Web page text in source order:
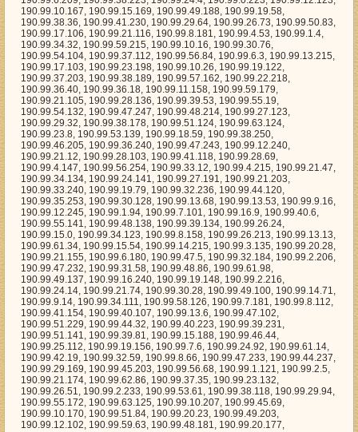
190.99.32.184, 190.99.2.206, 190.99.47.232, 190.99.31.58, 190.99.48.86, 190.99.61.98, 190.99.49.137, 190.99.16.240, 190.99.19.148, 190.99.2.216, 190.99.24.14, 190.99.21.74, 190.99.30.28, 190.99.49.100, 190.99.14.71, 190.99.9.14, 190.99.34.111, 190.99.58.126, 190.99.7.181, 190.99.8.112, 190.99.41.154, 190.99.40.107, 190.99.13.6, 190.99.47.102, 190.99.51.229, 190.99.44.32, 190.99.40.223, 190.99.39.231, 190.99.51.141, 190.99.39.81, 190.99.15.188, 190.99.46.44, 190.99.25.112, 190.99.19.156, 190.99.7.6, 190.99.24.92, 190.99.61.14, 190.99.42.19, 190.99.32.59, 190.99.8.66, 190.99.47.233, 190.99.44.237, 190.99.29.169, 190.99.45.203, 190.99.56.68, 190.99.1.121, 190.99.2.5, 190.99.21.174, 190.99.62.86, 190.99.37.35, 190.99.23.132, 190.99.26.51, 190.99.2.233, 190.99.53.61, 190.99.38.118, 190.99.29.94, 190.99.55.172, 190.99.63.125, 190.99.10.207, 190.99.45.69, 190.99.10.170, 190.99.51.84, 190.99.20.23, 190.99.49.203, 190.99.12.102, 190.99.59.63, 190.99.48.181, 190.99.20.177, 190.99.25.163, 190.99.49.48, 190.99.41.184, 190.99.59.88, 190.99.30.252, 190.99.21.182, 190.99.61.210, 190.99.6.153, 190.99.11.100, 190.99.36.167, 190.99.34.246, 190.99.40.4, 190.99.50.23, 190.99.23.218, 190.99.38.165, 190.99.3.156, 190.99.39.173, 190.99.3.165, 190.99.8.46, 190.99.37.188, 190.99.49.168, 190.99.52.85, 190.99.15.64, 190.99.19.198, 190.99.32.107, 190.99.37.171, 190.99.30.159, 190.99.16.48, 190.99.5.177, 190.99.13.21, 190.99.4.224, 190.99.52.50, 190.99.10.86, 190.99.25.244, 190.99.13.191, 190.99.53.149, 190.99.2.44, 190.99.39.77, 190.99.58.76, 190.99.51.15, 190.99.36.242, 190.99.50.215, 190.99.38.23, 190.99.40.244, 190.99.42.27, 190.99.60.139, 190.99.22.36, 190.99.53.120, 190.99.62.98, 190.99.16.153, 190.99.43.202, 190.99.23.213, 190.99.18.71, 190.99.27.208, 190.99.2.98, 190.99.20.49, 190.99.56.244, 190.99.58.94, 190.99.42.55, 190.99.49.40, 190.99.36.202, 190.99.38.86, 190.99.54.189, 190.99.40.175, 190.99.23.28, 190.99.43.134, 190.99.62.143, 190.99.48.220, 190.99.15.135, 190.99.57.17, 190.99.37.123, 190.99.59.220, 190.99.9.110, 190.99.37.166, 190.99.9.177, 190.99.8.55, 190.99.35.56, 190.99.45.143, 190.99.16.196, 190.99.29.71, 190.99.24.140, 190.99.32.67, 190.99.62.88, 190.99.54.142, 190.99.61.174, 190.99.30.203, 190.99.10.137, 190.99.10.94, 190.99.23.232, 190.99.36.201, 190.99.23.23, 190.99.43.43, 190.99.37.245, 190.99.57.225, 190.99.14.197, 190.99.17.120, 190.99.49.3, 190.99.4.102, 190.99.61.116, 190.99.37.22, 190.99.27.216, 190.99.33.73, 190.99.52.125, 190.99.19.186, 190.99.35.160, 190.99.2.168, 190.99.34.110, 190.99.19.188, 190.99.25.9, 190.99.16.209, 190.99.61.160, 190.99.12.179, 190.99.58.43, 190.99.8.98, 190.99.19.145, 190.99.32.43, 190.99.13.55, 190.99.55.126, 190.99.17.125, 190.99.47.54, 190.99.55.242, 190.99.19.151, 190.99.62.226, 190.99.63.149, 190.99.1.155, 190.99.25.98, 190.99.62.227, 190.99.63.212, 190.99.19.205, 190.99.8.162, 190.99.16.181, 190.99.23.74, 190.99.25.155, 190.99.53.27, 190.99.53.110, 190.99.57.24, 190.99.58.227, 190.99.12.5, 190.99.25.81, 190.99.42.157, 190.99.46.209, 190.99.25.30, 190.99.12.208, 190.99.22.115, 190.99.31.200, 190.99.0.62, 190.99.25.62, 190.99.40.5, 190.99.16.5, 190.99.44.126, 190.99.11.207, 190.99.39.165, 190.99.10.103, 190.99.51.248, 190.99.27.56, 190.99.24.217, 190.99.16.45, 190.99.48.8, 190.99.44.224, 190.99.43.249, 190.99.53.20, 190.99.30.228, 190.99.56.208, 190.99.21.228, 190.99.33.79, 190.99.17.253, 190.99.42.12, 190.99.39.207, 190.99.50.70, 190.99.62.147, 190.99.33.111, 190.99.7.28, 190.99.11.157, 190.99.20.17, 190.99.47.126, 190.99.59.96, 190.99.13.88, 190.99.49.146, 190.99.21.8, 190.99.59.198, 190.99.37.130, 190.99.18.56, 190.99.38.52, 190.99.41.37, 190.99.4.100, 190.99.20.89, 190.99.33.27, 190.99.2.195, 190.99.50.120, 190.99.28.42, 190.99.0.197, 190.99.51.245, 190.99.11.59, 190.99.62.99, 190.99.0.129, 190.99.36.121, 190.99.41.107, 190.99.1.34, 190.99.60.23, 190.99.50.38, 190.99.57.90, 190.99.56.11, 190.99.48.237, 190.99.5.138, 190.99.36.218, 190.99.3.10, 190.99.25.235, 190.99.51.145, 190.99.8.189, 190.99.15.194, 190.99.21.123, 190.99.39.79, 190.99.42.29, 190.99.15.50, 190.99.32.120, 190.99.1.8, 190.99.45.58, 190.99.49.77, 190.99.3.7, 190.99.0.161, 190.99.29.233, 190.99.17.254, 190.99.36.243, 190.99.42.46, 190.99.6.159, 190.99.3.230, 190.99.26.82, 190.99.49.143, 190.99.5.50, 190.99.9.215, 190.99.53.250, 190.99.50.62, 190.99.23.243, 190.99.5.122, 190.99.42.245, 190.99.4.77, 190.99.46.226, 190.99.3.95, 190.99.1.246, 190.99.39.20, 190.99.24.34, 190.99.25.219, 190.99.43.10, 190.99.48.192, 190.99.47.67, 190.99.8.124, 190.99.45.96, 190.99.48.1, 190.99.48.93, 190.99.42.213, 190.99.9.139, 190.99.49.59, 190.99.16.99, 190.99.9.230, 190.99.50.225, 190.99.45.184, 190.99.12.195, 190.99.4.242, 190.99.29.221, 190.99.22.102, 190.99.7.239, 190.99.17.159, 190.99.32.47, 190.99.37.0, 190.99.2.33, 190.99.27.194, 190.99.21.179, 190.99.8.102, 190.99.59.167, 190.99.30.6, 190.99.45.46, 190.99.39.191, 190.99.42.61, 190.99.5.188, 190.99.38.145, 190.99.25.90, 190.99.44.255, 190.99.7.25, 190.99.4.241, 190.99.37.191, 190.99.3.183, 190.99.12.168, 190.99.49.160, 190.99.51.99, 190.99.18.198, 190.99.37.220, 190.99.53.13, 190.99.35.179, 190.99.37.16, 190.99.17.172, 190.99.59.54, 190.99.9.120, 190.99.9.216, 190.99.56.180, 190.99.4.118, 190.99.56.54, 190.99.43.28, 190.99.21.120, 190.99.39.19, 190.99.21.83, 190.99.23.60, 190.99.17.91, 190.99.56.132, 190.99.23.114, 190.99.10.12, 190.99.58.32, 190.99.36.196, 190.99.11.84, 190.99.43.5, 190.99.25.141, 190.99.58.101, 190.99.14.78, 190.99.13.79, 190.99.2.112, 190.99.57.53, 190.99.32.237, 190.99.55.188, 190.99.32.147, 190.99.21.119, 190.99.51.109, 190.99.33.170, 190.99.36.52, 190.99.60.41, 190.99.16.249, 190.99.18.216, 190.99.61.155, 190.99.8.132, 190.99.6.166, 190.99.13.112, 190.99.0.200, 190.99.10.122, 190.99.11.209, 190.99.25.214, 190.99.18.165, 190.99.33.219, 190.99.57.68, 190.99.45.108, 190.99.55.29, 190.99.60.87, 190.99.27.140, 190.99.34.31, 190.99.31.87, 190.99.9.169, 190.99.48.13, 190.99.40.142, 190.99.3.145, 190.99.57.75, 190.99.58.174, 190.99.58.108, 190.99.5.239, 190.99.3.217, 190.99.24.135, 190.99.36.76, 190.99.13.8, 190.99.21.71, 190.99.0.145, 190.99.16.143, 190.99.6.114, 190.99.60.116, 190.99.27.214, 190.99.33.178, 190.99.48.113, 190.99.40.217, 190.99.16.137, 190.99.56.115, 190.99.24.203, 190.99.12.37, 190.99.50.240, 190.99.63.64, 190.99.20.208, 190.99.56.81, 190.99.15.106, 190.99.31.224, 190.99.59.37, 190.99.30.71, 190.99.38.113, 190.99.14.248, 190.99.31.66, 190.99.3.239, 190.99.25.96, 190.99.1.52, 190.99.23.168, 190.99.2.184, 190.99.63.224, 190.99.48.111, 190.99.15.65, 190.99.41.196, 190.99.43.119, 190.99.5.186, 190.99.46.198, 190.99.37.96, 190.99.57.227, 190.99.42.161, 190.99.32.108, 190.99.43.75, 190.99.34.144, 190.99.53.14, 190.99.14.53, 190.99.16.212, 190.99.46.110, 190.99.40.10, 190.99.31.199, 190.99.63.31, 190.99.59.184, 190.99.3.162, 190.99.34.252, 190.99.51.25, 190.99.53.92, 190.99.48.199, 190.99.2.65, 190.99.63.40, 190.99.22.71, 190.99.31.35, 190.99.10.96, 190.99.1.242, 190.99.14.249, 190.99.55.250, 190.99.54.241, 190.99.51.196, 190.99.54.141, 190.99.57.141, 190.99.43.40, 190.99.3.232, 190.99.58.36, 190.99.30.253, 190.99.33.125, 190.99.46.141, 190.99.56.34, 190.99.34.124, 190.99.51.86, 190.99.61.136, 190.99.14.16, 190.99.45.89, 190.99.46.29, 190.99.54.85, 190.99.59.148, 190.99.36.166, 190.99.3.245, 190.99.33.162, 190.99.19.220, 190.99.41.123, 190.99.44.82, 190.99.27.122, 190.99.30.2, 190.99.23.207, 190.99.0.157, 190.99.45.43, 190.99.52.107, 190.99.12.87, 190.99.50.139, 190.99.2.136, 190.99.57.111, 190.99.44.249, 190.99.18.243, 190.99.35.108, 190.99.21.231, 190.99.37.135, 190.99.49.113, 190.99.22.226, 190.99.34.9, 190.99.18.41, 190.99.63.50, 190.99.38.62, 190.99.25.178, 190.99.45.168, 190.99.15.6, 190.99.20.108, 190.99.53.193, 190.99.48.89, 190.99.20.85, 190.99.44.217, 190.99.13.62, 190.99.32.173, 190.99.11.189, 190.99.37.244, 190.99.53.198, 190.99.50.159, 190.99.3.125, 190.99.51.228, 190.99.44.132, 190.99.15.209, 190.99.60.3, 190.99.37.12, 190.99.55.91, 190.99.44.97, 190.99.37.179, 190.99.14.166, 190.99.47.246, 190.99.22.59, 190.99.0.103, 190.99.4.131, 190.99.13.183, 190.99.7.64, 190.99.36.173, 190.99.27.81, 190.99.38.92, 190.99.29.252, 190.99.0.115, 190.99.51.82, 190.99.36.65, 190.99.6.6, 190.99.52.244, 190.99.39.110, 190.99.43.163, 190.99.43.63, 190.99.50.47, 190.99.23.92, 190.99.21.247, 190.99.54.159, 190.99.14.133, 190.99.31.99, 190.99.57.176, 190.99.27.68, 190.99.29.126, 190.99.40.194, 190.99.35.39, 190.99.12.25, 190.99.8.37, 190.99.17.76, 190.99.27.159, 190.99.53.209, 190.99.22.148, 190.99.53.94, 190.99.37.209, 190.99.55.140, 190.99.44.0, 190.99.54.179, 190.99.23.127, 190.99.43.29, 190.99.1.136, 190.99.25.66, 190.99.1.80, 190.99.5.168, 190.99.12.250, 190.99.55.212, 190.99.43.241, 190.99.28.238, 190.99.54.101, 190.99.46.73, 190.99.22.210, 190.99.10.46, 190.99.50.88, 190.99.9.98, 190.99.28.165, 190.99.30.231, 190.99.48.43, 190.99.62.46, 190.99.4.214, 190.99.13.86, 190.99.36.95, 190.99.24.171, 190.99.4.240, 190.99.41.202, 190.99.7.228, 190.99.38.235, 190.99.4.71, 190.99.18.174, 190.99.58.83, 190.99.54.164, 190.99.7.171, 190.99.34.205, 190.99.3.25, 190.99.61.83, 190.99.42.87, 190.99.12.155, 190.99.55.136, 190.99.43.166, 190.99.13.25, 190.99.18.155, 190.99.23.55, 190.99.38.141, 190.99.41.116, 190.99.41.134, 190.99.36.156, 190.99.33.245, 190.99.52.174, 190.99.58.252, 190.99.43.200, 190.99.31.234, 190.99.29.52, 190.99.11.45, 190.99.47.1, 190.99.17.203, 190.99.23.125, 190.99.29.9, 190.99.61.54, 190.99.48.248, 190.99.45.206, 190.99.1.203, 190.99.49.43, 190.99.54.200, 190.99.20.109, 190.99.16.192, 190.99.57.178, 190.99.4.199, 190.99.39.52, 190.99.47.123, 190.99.37.150, 190.99.2.130, 190.99.7.249, 190.99.46.90, 190.99.40.104, 190.99.63.127, 190.99.33.1, 190.99.60.126, 190.99.32.201, 190.99.25.228, 190.99.5.45, 190.99.58.242, 190.99.11.55, 190.99.17.181, 190.99.7.41, 190.99.43.195, 190.99.11.201, 190.99.44.40, 190.99.32.32, 190.99.53.248, 190.99.53.113, 190.99.5.135, 190.99.19.105, 190.99.6.250, 190.99.30.187, 190.99.28.222, 190.99.14.173, 190.99.10.5, 190.99